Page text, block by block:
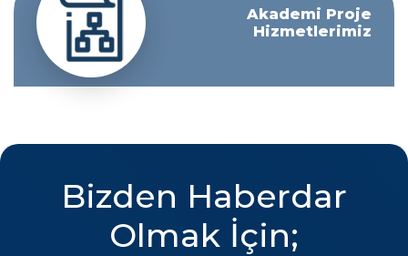
Akademi Proje
Hizmetlerimiz
Bizden Haberdar
Olmak İçin;